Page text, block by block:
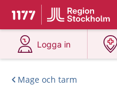
Till startsidan för 1177
Du har valt region
Logga in
på 1177.se
Mage och tarm